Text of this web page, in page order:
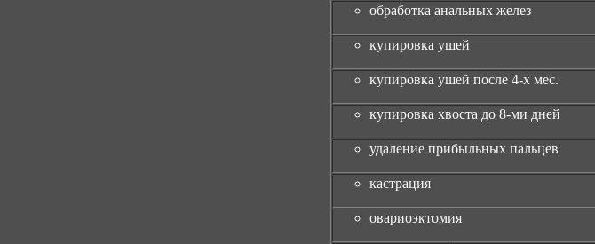
обработка анальных желез
купировка ушей
купировка ушей после 4-х мес.
купировка хвоста до 8-ми дней
удаление прибыльных пальцев
кастрация
овариоэктомия